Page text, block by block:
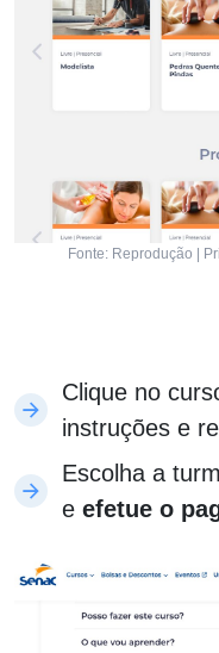
Fonte: Reprodução |
Clique no
instruções e
Escolha a
e efetue o